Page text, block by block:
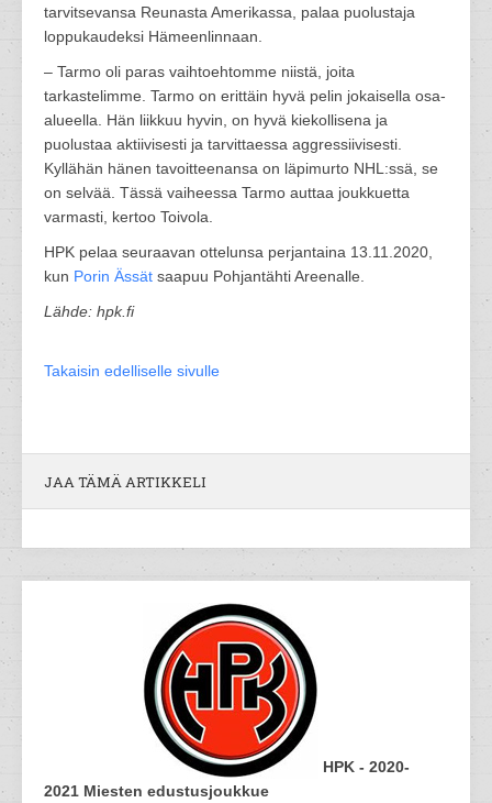
tarvitsevansa Reunasta Amerikassa, palaa puolustaja
loppukaudeksi Hämeenlinnaan.
– Tarmo oli paras vaihtoehtomme niistä, joita
tarkastelimme. Tarmo on erittäin hyvä pelin jokaisella osa-
alueella. Hän liikkuu hyvin, on hyvä kiekollisena ja
puolustaa aktiivisesti ja tarvittaessa aggressiivisesti.
Kyllähän hänen tavoitteenansa on läpimurto NHL:ssä, se
on selvää. Tässä vaiheessa Tarmo auttaa joukkuetta
varmasti, kertoo Toivola.
HPK pelaa seuraavan ottelunsa perjantaina 13.11.2020,
kun Porin Ässät saapuu Pohjantähti Areenalle.
Lähde: hpk.fi
Takaisin edelliselle sivulle
JAA TÄMÄ ARTIKKELI
HPK - 2020-
2021 Miesten edustusjoukkue